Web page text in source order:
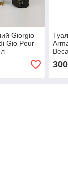
Giorgio
Gio Pour
300